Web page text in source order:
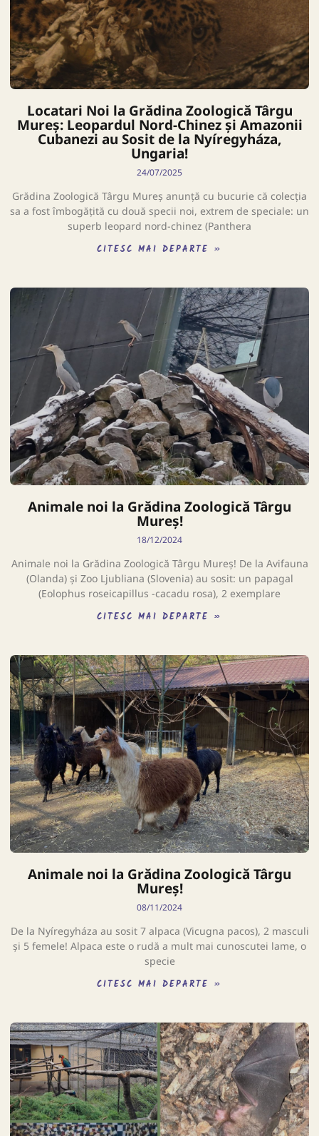
Locatari Noi la Grădina Zoologică Târgu
Mureș: Leopardul Nord-Chinez și Amazonii
Cubanezi au Sosit de la Nyíregyháza,
Ungaria!
24/07/2025
Grădina Zoologică Târgu Mureș anunță cu bucurie că colecția
sa a fost îmbogățită cu două specii noi, extrem de speciale: un
superb leopard nord-chinez (Panthera
CITESC MAI DEPARTE »
Animale noi la Grădina Zoologică Târgu
Mureș!
18/12/2024
Animale noi la Grădina Zoologică Târgu Mureș! De la Avifauna
(Olanda) și Zoo Ljubliana (Slovenia) au sosit: un papagal
(Eolophus roseicapillus -cacadu rosa), 2 exemplare
CITESC MAI DEPARTE »
Animale noi la Grădina Zoologică Târgu
Mureș!
08/11/2024
De la Nyíregyháza au sosit 7 alpaca (Vicugna pacos), 2 masculi
și 5 femele! Alpaca este o rudă a mult mai cunoscutei lame, o
specie
CITESC MAI DEPARTE »